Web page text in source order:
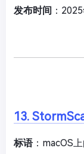
发布时间 ：
13.
标语：macOS